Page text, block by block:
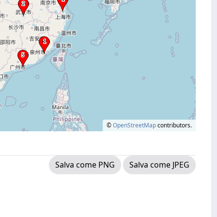
©OpenStreetMapcontributors.
Salva come PNG Salva come JPEG